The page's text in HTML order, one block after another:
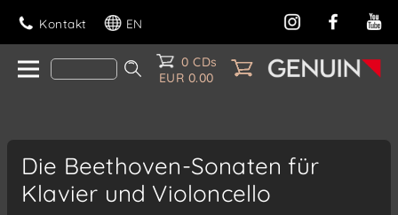
Kontakt EN
0 CDs
EUR 0.00
Die Beethoven-Sonaten für
Klavier und Violoncello